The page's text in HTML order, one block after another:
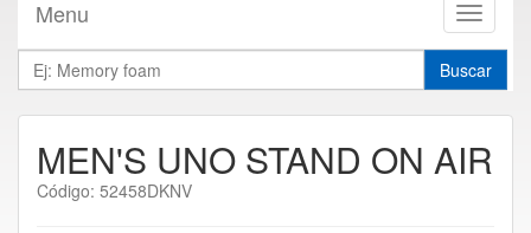
Toggle
Menu
Buscar
MEN'S UNO STAND ON AIR
Código: 52458DKNV